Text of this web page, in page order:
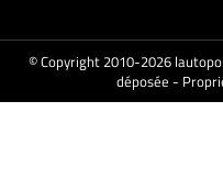
© Copyright 2010-2026
déposée -